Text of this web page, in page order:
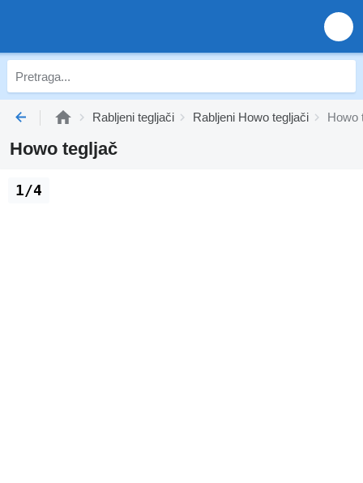
Rabljeni tegljači Rabljeni Howo tegljači Howo
Howo tegljač
1/4